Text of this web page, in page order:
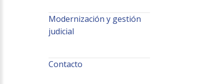
Modernización y gestión
judicial
Contacto